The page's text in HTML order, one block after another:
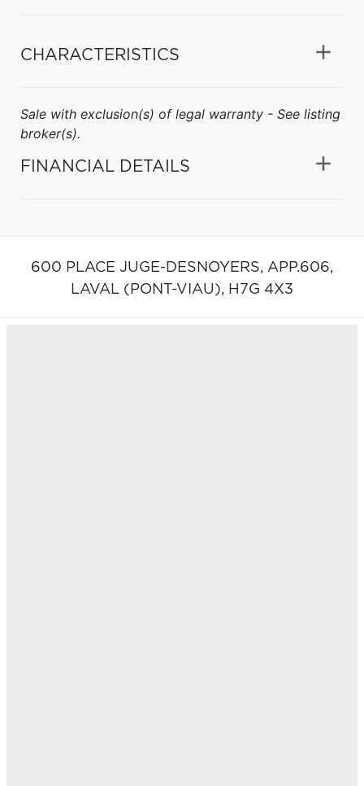
CHARACTERISTICS
Sale with exclusion(s) of legal warranty - See listing
broker(s).
FINANCIAL DETAILS
600 PLACE JUGE-DESNOYERS, APP.606,
LAVAL (PONT-VIAU), H7G 4X3